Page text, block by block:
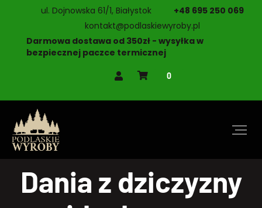
ul. Dojnowska 61/1, Białystok
+48 695 250 069
kontakt@podlaskiewyroby.pl
Darmowa dostawa od 350zł - wysyłka w
bezpiecznej paczce termicznej
0
Dania z dziczyzny